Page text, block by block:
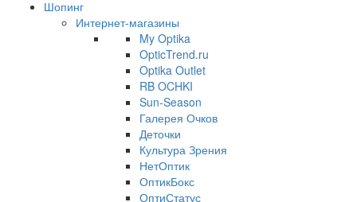
Шопинг
Интернет-магазины
My Optika
OpticTrend.ru
Optika Outlet
RB OCHKI
Sun-Season
Галерея Очков
Деточки
Культура Зрения
НетОптик
ОптикБокс
ОптиСтатус